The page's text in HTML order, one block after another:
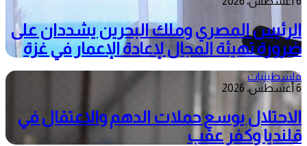
الرئيس المصري وملك البحرين يشددان على
ضرورة تهيئة المجال لإعادة الإعمار في غزة
فلسطينيات
6 أغسطس، 2026
الاحتلال يوسع حملات الدهم والاعتقال في
قلنديا وكفر عقب